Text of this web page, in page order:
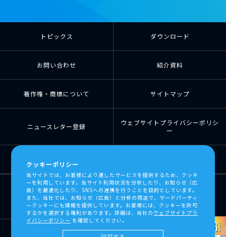
トピックス ダウンロード
お問い合わせ 紹介資料
著作権・商標について サイトマップ
ニュースレター登録
ウェブサイトプライバシーポリシ
ー
クッキーポリシー
当サイトでは、お客様により適したサービスを提供するため、クッキ
ーを利用しています。当サイト利用状況を分析したり、お知らせ（広
告）を最適化したり、SNSへの連携を行うことを目的としています。
また、当社では、お知らせ（広告）と分析の用途で、サードパーティ
ークッキーにも情報を提供しています。お客様には、クッキーを許可
するかを選択する権利があります。詳細は、当社の ウェブサイトプラ
イバシーポリシー を確認してください。